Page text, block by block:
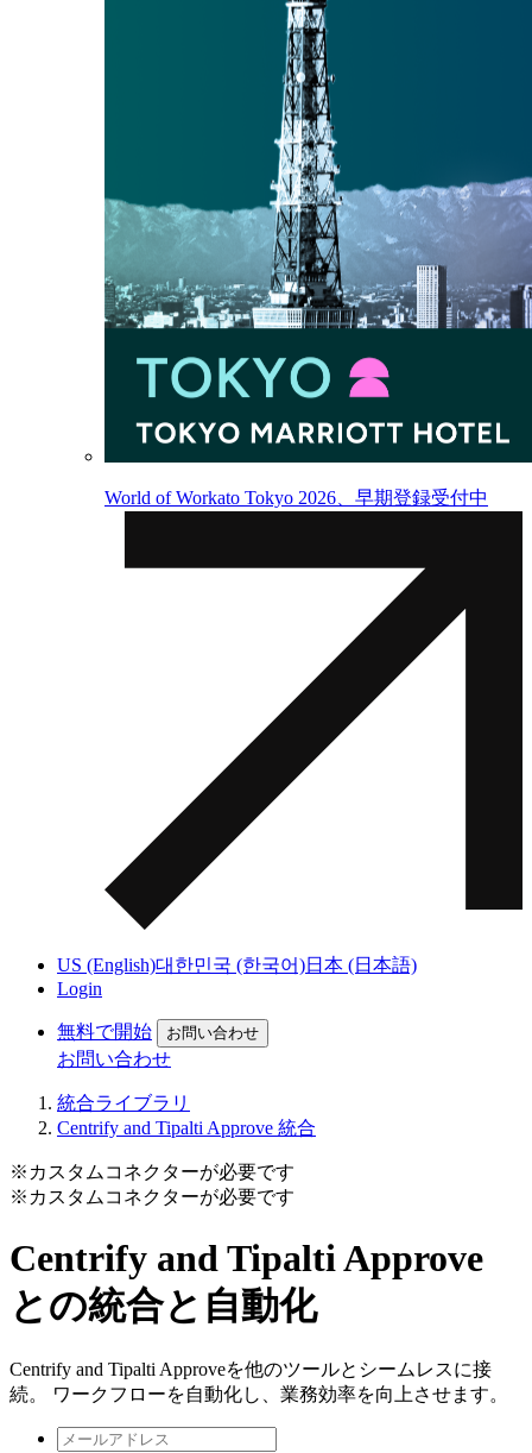
World of Workato Tokyo 2026、早期登録受付中
US (English)대한민국 (한국어)日本 (日本語)
Login
無料で開始 お問い合わせ
お問い合わせ
統合ライブラリ
Centrify and Tipalti Approve 統合
※カスタムコネクターが必要です
※カスタムコネクターが必要です
Centrify and Tipalti Approve
との統合と自動化
Centrify and Tipalti Approveを他のツールとシームレスに接
続。 ワークフローを自動化し、業務効率を向上させます。